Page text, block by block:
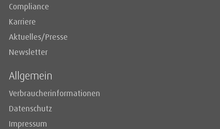
Compliance
Karriere
Aktuelles/Presse
Newsletter
Allgemein
Verbraucherinformationen
Datenschutz
Impressum